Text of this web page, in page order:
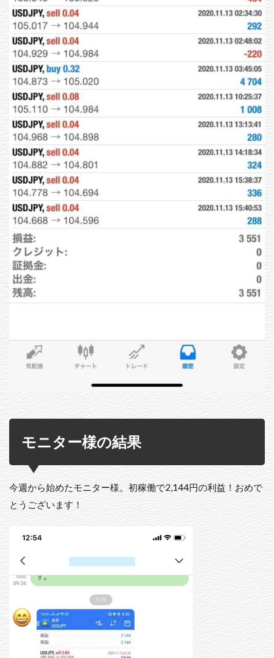
モニター様の結果
今週から始めたモニター様。初稼働で2,144円の利益！おめで
とうございます！